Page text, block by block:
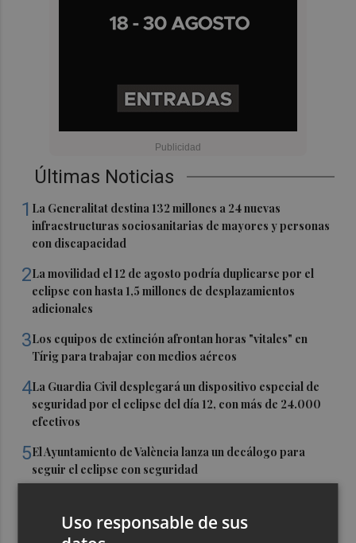
Últimas Noticias
1 La Generalitat destina 132 millones a 24 nuevas
infraestructuras sociosanitarias de mayores y personas
con discapacidad
2La movilidad el 12 de agosto podría duplicarse por el
eclipse con hasta 1,5 millones de desplazamientos
adicionales
3Los equipos de extinción afrontan horas "vitales" en
Tírig para trabajar con medios aéreos
4La Guardia Civil desplegará un dispositivo especial de
seguridad por el eclipse del día 12, con más de 24.000
efectivos
5El Ayuntamiento de València lanza un decálogo para
seguir el eclipse con seguridad
Uso responsable de sus